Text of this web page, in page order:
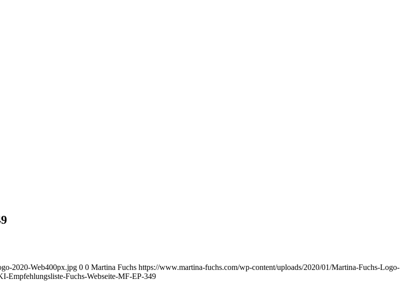
2020-Web400px.jpg 0 0 Martina Fuchs https://www.martina-fuchs.com/wp-content/uploads/2020/01/Martina-Fuchs-Logo-
Empfehlungsliste-Fuchs-Webseite-MF-EP-349